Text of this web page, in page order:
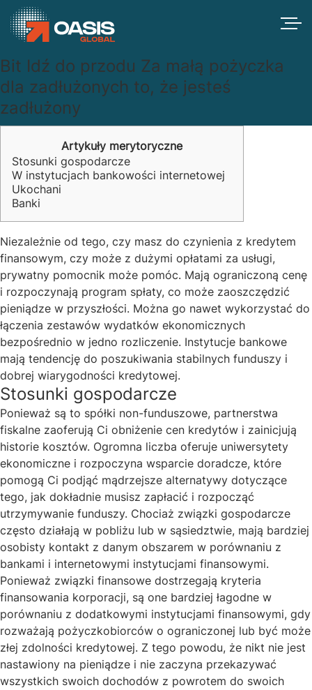
Bit Idź do przodu Za małą pożyczka
dla zadłużonych to, że jesteś
zadłużony
Artykuły merytoryczne
Stosunki gospodarcze
W instytucjach bankowości internetowej
Ukochani
Banki
Niezależnie od tego, czy masz do czynienia z kredytem
finansowym, czy może z dużymi opłatami za usługi,
prywatny pomocnik może pomóc. Mają ograniczoną cenę
i rozpoczynają program spłaty, co może zaoszczędzić
pieniądze w przyszłości. Można go nawet wykorzystać do
łączenia zestawów wydatków ekonomicznych
bezpośrednio w jedno rozliczenie. Instytucje bankowe
mają tendencję do poszukiwania stabilnych funduszy i
dobrej wiarygodności kredytowej.
Stosunki gospodarcze
Ponieważ są to spółki non-funduszowe, partnerstwa
fiskalne zaoferują Ci obniżenie cen kredytów i zainicjują
historie kosztów. Ogromna liczba oferuje uniwersytety
ekonomiczne i rozpoczyna wsparcie doradcze, które
pomogą Ci podjąć mądrzejsze alternatywy dotyczące
tego, jak dokładnie musisz zapłacić i rozpocząć
utrzymywanie funduszy. Chociaż związki gospodarcze
często działają w pobliżu lub w sąsiedztwie, mają bardziej
osobisty kontakt z danym obszarem w porównaniu z
bankami i internetowymi instytucjami finansowymi.
Ponieważ związki finansowe dostrzegają kryteria
finansowania korporacji, są one bardziej łagodne w
porównaniu z dodatkowymi instytucjami finansowymi, gdy
rozważają pożyczkobiorców o ograniczonej lub być może
złej zdolności kredytowej. Z tego powodu, że nikt nie jest
nastawiony na pieniądze i nie zaczyna przekazywać
wszystkich swoich dochodów z powrotem do swoich